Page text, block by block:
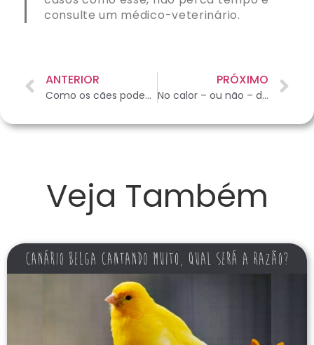
consulte um médico-veterinário.
ANTERIOR
Como os cães podem auxiliar na educação das crianças?
PRÓXIMO
No calor – ou não – deixe sempre água fresca disponível
Veja Também